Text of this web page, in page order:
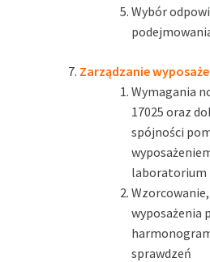
Wybór
Zarządzanie
Wymagania
17025 oraz
spójności
laboratorium
wyposażenia
sprawdzeń